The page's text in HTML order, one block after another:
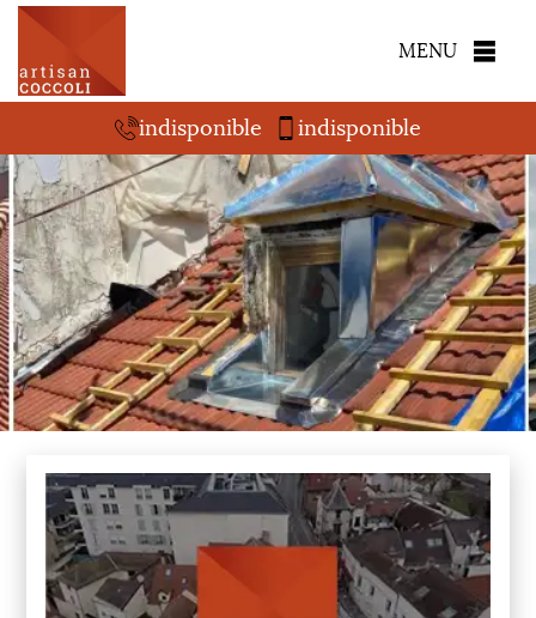
MENU
indisponible indisponible